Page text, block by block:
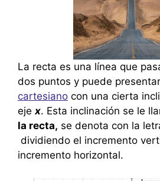
La recta es una línea que
dos puntos y puede
cartesiano con una cierta
eje x. Esta inclinación se le
la recta, se denota con la
dividiendo el incremento
incremento horizontal.